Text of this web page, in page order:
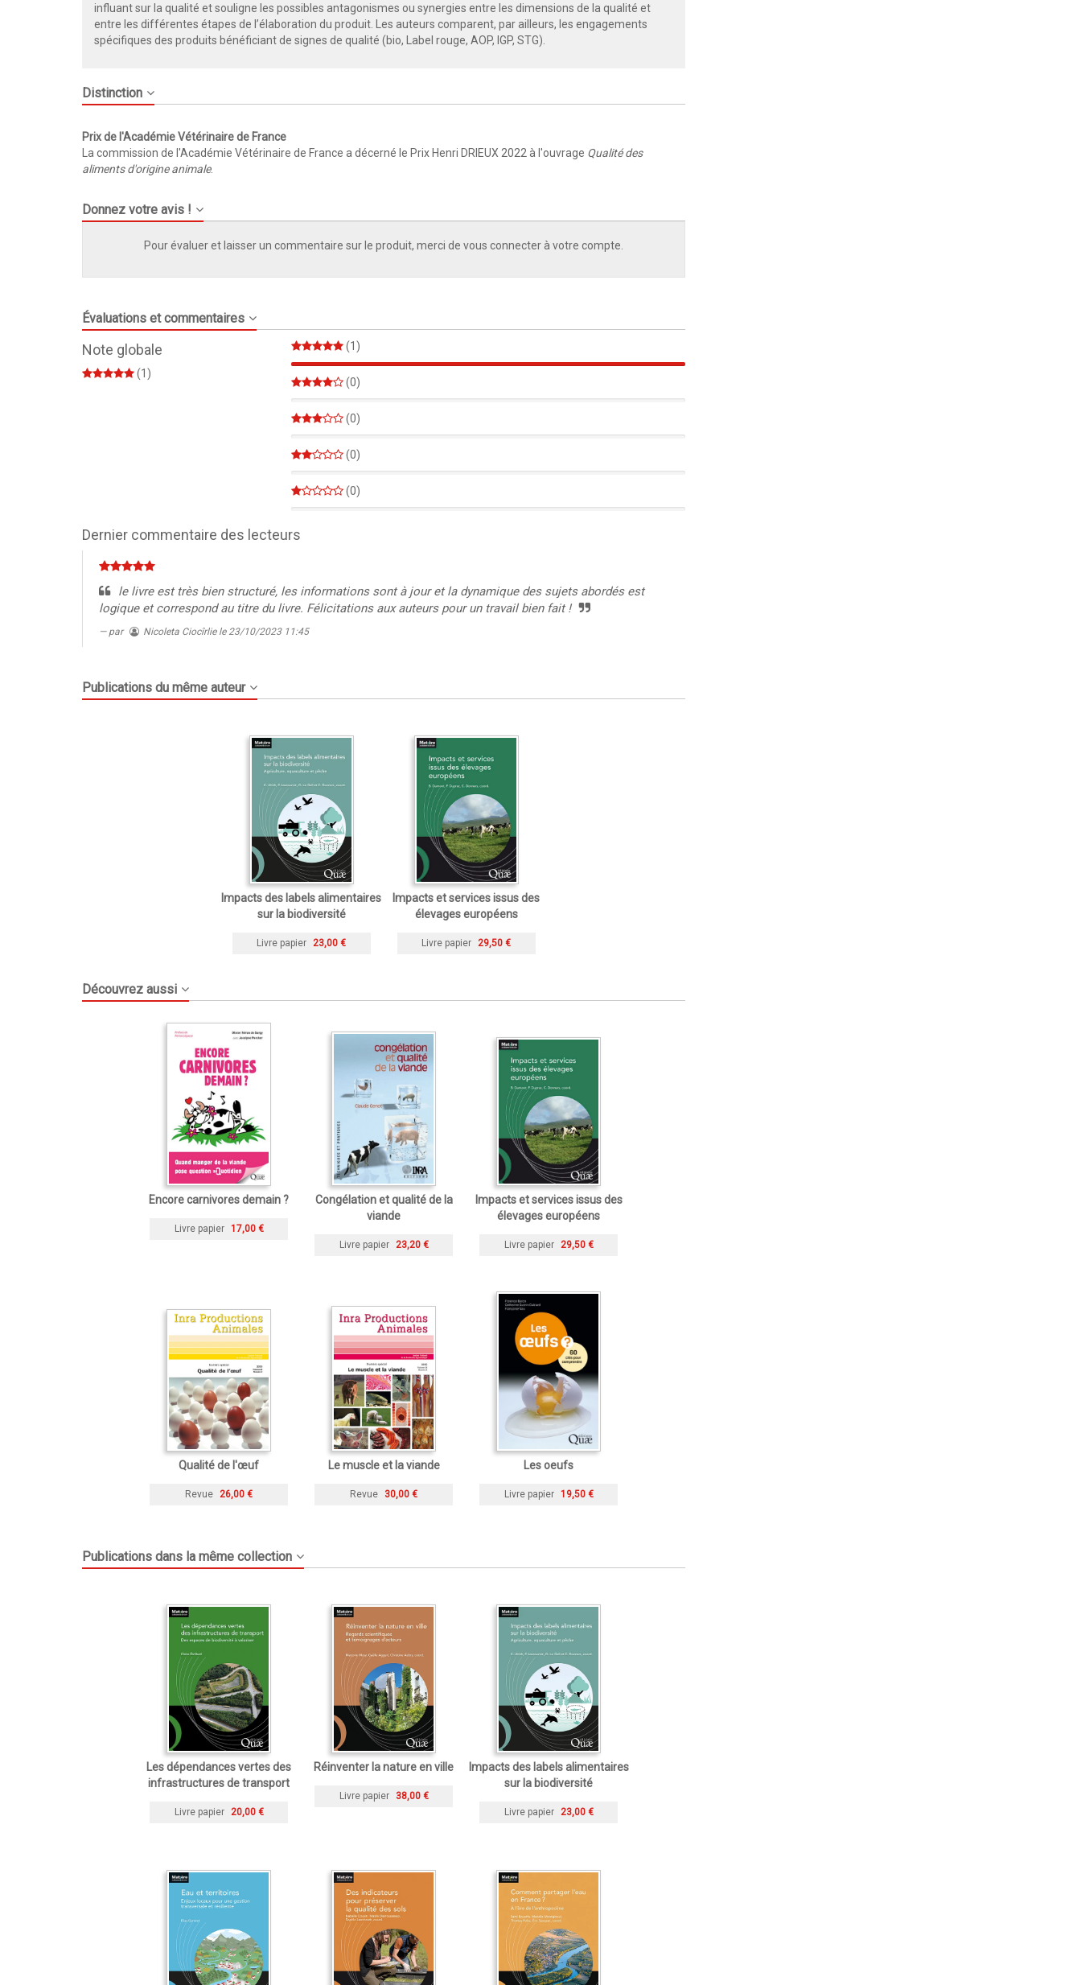
influant sur la qualité et souligne les possibles antagonismes ou synergies entre les dimensions de la qualité et
entre les différentes étapes de l’élaboration du produit. Les auteurs comparent, par ailleurs, les engagements
spécifiques des produits bénéficiant de signes de qualité (bio, Label rouge, AOP, IGP, STG).
Distinction
Prix de l'Académie Vétérinaire de France
La commission de l'Académie Vétérinaire de France a décerné le Prix Henri DRIEUX 2022 à l'ouvrage Qualité des
aliments d'origine animale.
Donnez votre avis !
Pour évaluer et laisser un commentaire sur le produit, merci de vous connecter à votre compte.
Évaluations et commentaires
Note globale
(1)
(1)
100%
(0)
(0)
(0)
(0)
Dernier commentaire des lecteurs
le livre est très bien structuré, les informations sont à jour et la dynamique des sujets abordés est
logique et correspond au titre du livre. Félicitations aux auteurs pour un travail bien fait !
par Nicoleta Ciocîrlie le 23/10/2023 11:45
Publications du même auteur
Impacts des labels alimentaires
sur la biodiversité
Livre papier 23,00 €
Impacts et services issus des
élevages européens
Livre papier 29,50 €
Découvrez aussi
Encore carnivores demain ?
Livre papier 17,00 €
Congélation et qualité de la
viande
Livre papier 23,20 €
Impacts et services issus des
élevages européens
Livre papier 29,50 €
Qualité de l'œuf
Revue 26,00 €
Le muscle et la viande
Revue 30,00 €
Les oeufs
Livre papier 19,50 €
Publications dans la même collection
Les dépendances vertes des
infrastructures de transport
Livre papier 20,00 €
Réinventer la nature en ville
Livre papier 38,00 €
Impacts des labels alimentaires
sur la biodiversité
Livre papier 23,00 €